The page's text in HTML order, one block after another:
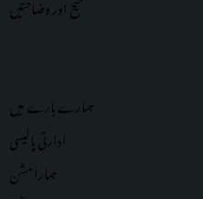
ہمارے بارے میں
ادارتی پالیسی
ہمارا مشن